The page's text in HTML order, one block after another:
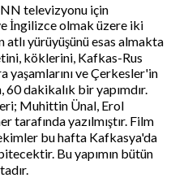
televizyonu için
İngilizce olmak üzere iki
atlı yürüyüşünü esas almakta
köklerini, Kafkas-Rus
yaşamlarını ve Çerkesler'in
60 dakikalık bir yapımdır.
Muhittin Ünal, Erol
tarafında yazılmıştır. Film
bu hafta Kafkasya'da
Bu yapımın bütün